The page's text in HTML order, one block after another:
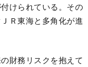
けられている。その
Ｒ東海と多角化が進
財務リスクを抱えて